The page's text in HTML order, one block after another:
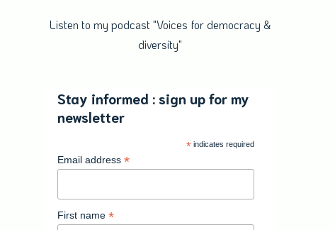
Listen to my podcast "Voices for democracy &
diversity"
Stay informed : sign up for my
newsletter
* indicates required
Email address *
First name *